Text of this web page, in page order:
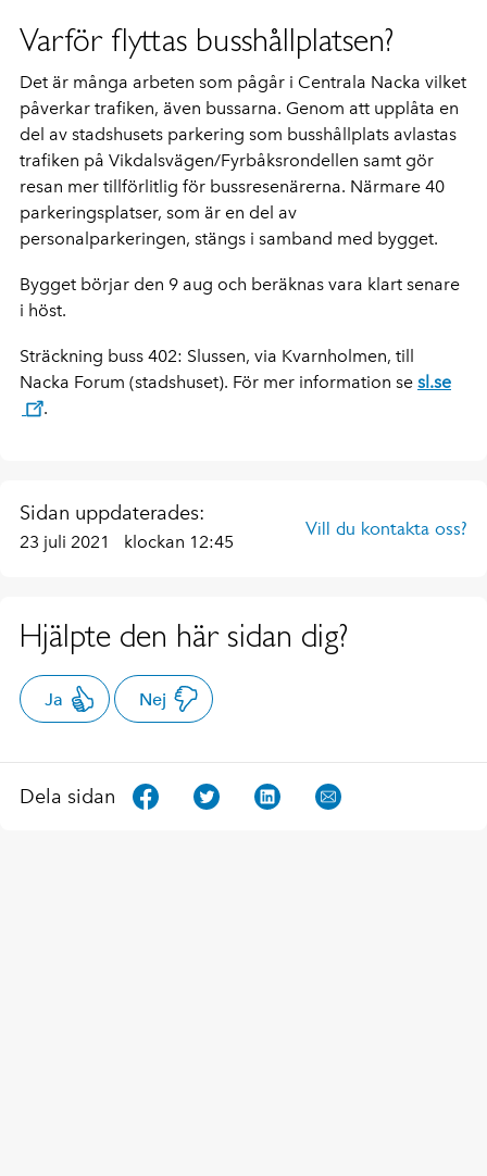
Varför flyttas busshållplatsen?
Det är många arbeten som pågår i Centrala Nacka vilket
påverkar trafiken, även bussarna. Genom att upplåta en
del av stadshusets parkering som busshållplats avlastas
trafiken på Vikdalsvägen/Fyrbåksrondellen samt gör
resan mer tillförlitlig för bussresenärerna. Närmare 40
parkeringsplatser, som är en del av
personalparkeringen, stängs i samband med bygget.
Bygget börjar den 9 aug och beräknas vara klart senare
i höst.
Sträckning buss 402: Slussen, via Kvarnholmen, till
Nacka Forum (stadshuset). För mer information se sl.se
.
Sidan uppdaterades:
23 juli 2021 klockan 12:45
Vill du kontakta oss?
Hjälpte den här sidan dig?
Ja Nej
Dela sidan